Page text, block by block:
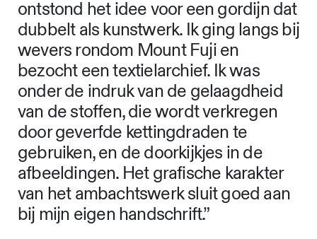
ontstond het idee voor een gordijn dat
dubbelt als kunstwerk. Ik ging langs bij
wevers rondom Mount Fuji en
bezocht een textielarchief. Ik was
onder de indruk van de gelaagdheid
van de stoffen, die wordt verkregen
door geverfde kettingdraden te
gebruiken, en de doorkijkjes in de
afbeeldingen. Het grafische karakter
van het ambachtswerk sluit goed aan
bij mijn eigen handschrift.”